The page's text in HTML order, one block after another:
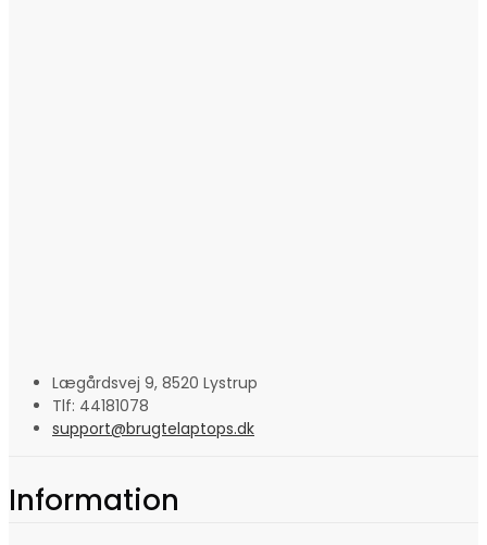
Lægårdsvej 9, 8520 Lystrup
Tlf: 44181078
support@brugtelaptops.dk
Information